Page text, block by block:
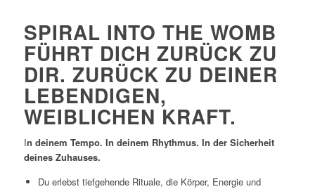
SPIRAL INTO THE WOMB
FÜHRT DICH ZURÜCK ZU
DIR. ZURÜCK ZU DEINER
LEBENDIGEN,
WEIBLICHEN KRAFT.
In deinem Tempo. In deinem Rhythmus. In der Sicherheit
deines Zuhauses.
Du erlebst tiefgehende Rituale, die Körper, Energie und